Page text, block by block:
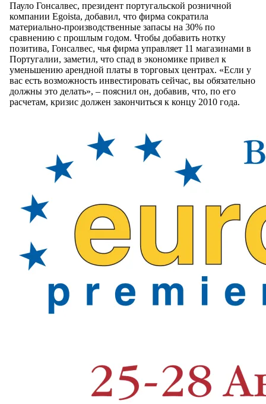
Пауло Гонсалвес, президент португальской розничной
компании Egoista, добавил, что фирма сократила
материально-производственные запасы на 30% по
сравнению с прошлым годом. Чтобы добавить нотку
позитива, Гонсалвес, чья фирма управляет 11 магазинами в
Португалии, заметил, что спад в экономике привел к
уменьшению арендной платы в торговых центрах. «Если у
вас есть возможность инвестировать сейчас, вы обязательно
должны это делать», – пояснил он, добавив, что, по его
расчетам, кризис должен закончиться к концу 2010 года.